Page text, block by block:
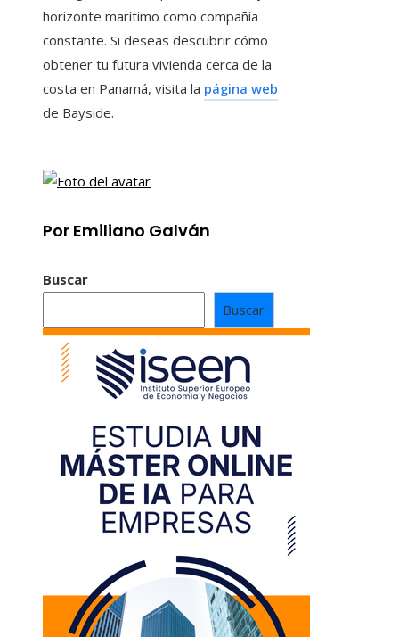
horizonte marítimo como compañía
constante. Si deseas descubrir cómo
obtener tu futura vivienda cerca de la
costa en Panamá, visita la página web
de Bayside.
Por Emiliano Galván
Buscar
Buscar